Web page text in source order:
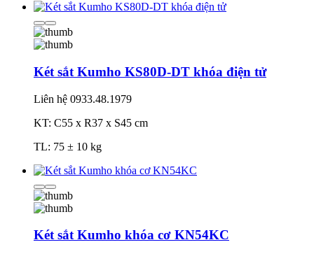
Két sắt Kumho KS80D-DT khóa điện tử
Liên hệ 0933.48.1979
KT: C55 x R37 x S45 cm
TL: 75 ± 10 kg
Két sắt Kumho khóa cơ KN54KC